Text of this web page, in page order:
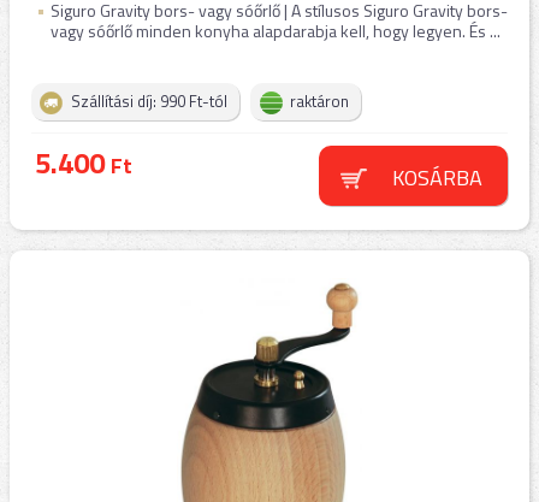
Siguro Gravity bors- vagy sóőrlő | A stílusos Siguro Gravity bors-
vagy sóőrlő minden konyha alapdarabja kell, hogy legyen. És ...
Szállítási díj: 990 Ft-tól raktáron
5.400Ft KOSÁRBA